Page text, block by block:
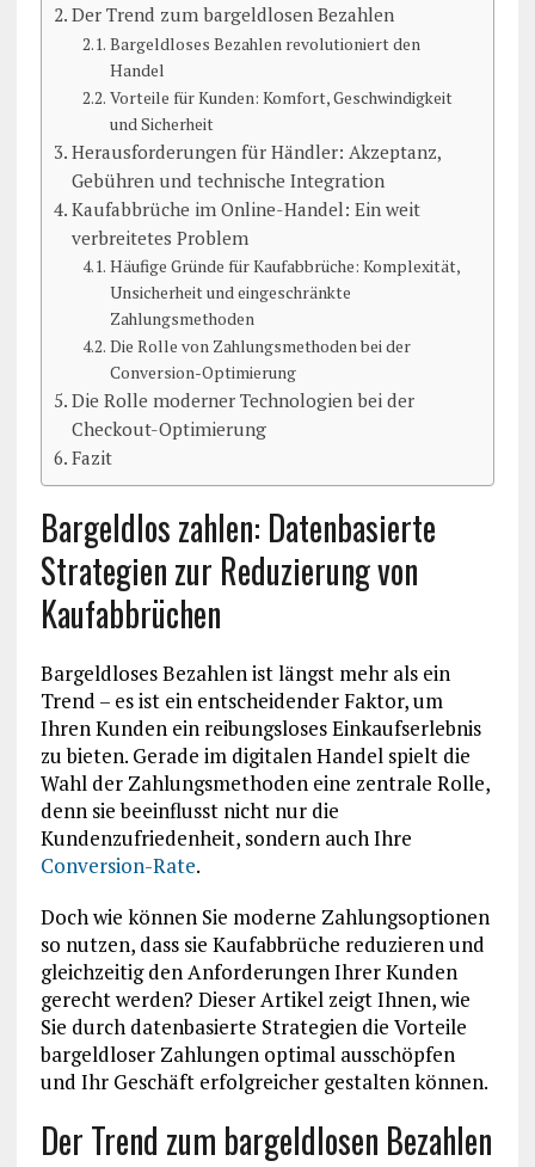
Der Trend zum bargeldlosen Bezahlen
Bargeldloses Bezahlen revolutioniert den
Handel
Vorteile für Kunden: Komfort, Geschwindigkeit
und Sicherheit
Herausforderungen für Händler: Akzeptanz,
Gebühren und technische Integration
Kaufabbrüche im Online-Handel: Ein weit
verbreitetes Problem
Häufige Gründe für Kaufabbrüche: Komplexität,
Unsicherheit und eingeschränkte
Zahlungsmethoden
Die Rolle von Zahlungsmethoden bei der
Conversion-Optimierung
Die Rolle moderner Technologien bei der
Checkout-Optimierung
Fazit
Bargeldlos zahlen: Datenbasierte
Strategien zur Reduzierung von
Kaufabbrüchen
Bargeldloses Bezahlen ist längst mehr als ein
Trend – es ist ein entscheidender Faktor, um
Ihren Kunden ein reibungsloses Einkaufserlebnis
zu bieten. Gerade im digitalen Handel spielt die
Wahl der Zahlungsmethoden eine zentrale Rolle,
denn sie beeinflusst nicht nur die
Kundenzufriedenheit, sondern auch Ihre
Conversion-Rate.
Doch wie können Sie moderne Zahlungsoptionen
so nutzen, dass sie Kaufabbrüche reduzieren und
gleichzeitig den Anforderungen Ihrer Kunden
gerecht werden? Dieser Artikel zeigt Ihnen, wie
Sie durch datenbasierte Strategien die Vorteile
bargeldloser Zahlungen optimal ausschöpfen
und Ihr Geschäft erfolgreicher gestalten können.
Der Trend zum bargeldlosen Bezahlen